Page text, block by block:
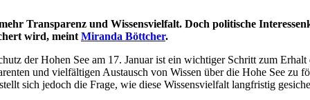
Transparenz und Wissensvielfalt. Doch politische
wird, meint Miranda Böttcher.
der Hohen See am 17. Januar ist ein wichtiger Schritt zum
und vielfältigen Austausch von Wissen über die Hohe See zu
sich jedoch die Frage, wie diese Wissensvielfalt langfristig